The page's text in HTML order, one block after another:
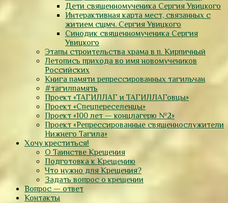
Дети священномученика Сергия Увицкого
Интерактивная карта мест, связанных с
житием сщмч. Сергия Увицкого
Синодик священномученика Сергия
Увицкого
Этапы строительства храма в п. Кирпичный
Летопись прихода во имя новомучеников
Российских
Книга памяти репрессированных тагильчан
#тагилпамять
Проект «ТАГИЛЛАГ и ТАГИЛЛАГовцы»
Проект «Спецпереселенцы»
Проект «100 лет — концлагерю №2»
Проект «Репрессированные священнослужители
Нижнего Тагила»
Хочу креститься!
О Таинстве Крещения
Подготовка к Крещению
Что нужно для Крещения?
Задать вопрос о крещении
Вопрос — ответ
Контакты